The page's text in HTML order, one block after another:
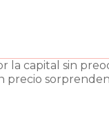
la capital sin
precio